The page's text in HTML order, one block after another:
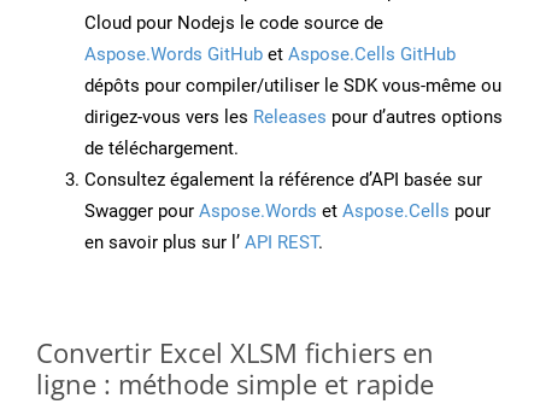
Cloud pour Nodejs le code source de
Aspose.Words GitHub et Aspose.Cells GitHub
dépôts pour compiler/utiliser le SDK vous-même ou
dirigez-vous vers les Releases pour d’autres options
de téléchargement.
Consultez également la référence d’API basée sur
Swagger pour Aspose.Words et Aspose.Cells pour
en savoir plus sur l’ API REST.
Convertir Excel XLSM fichiers en
ligne : méthode simple et rapide